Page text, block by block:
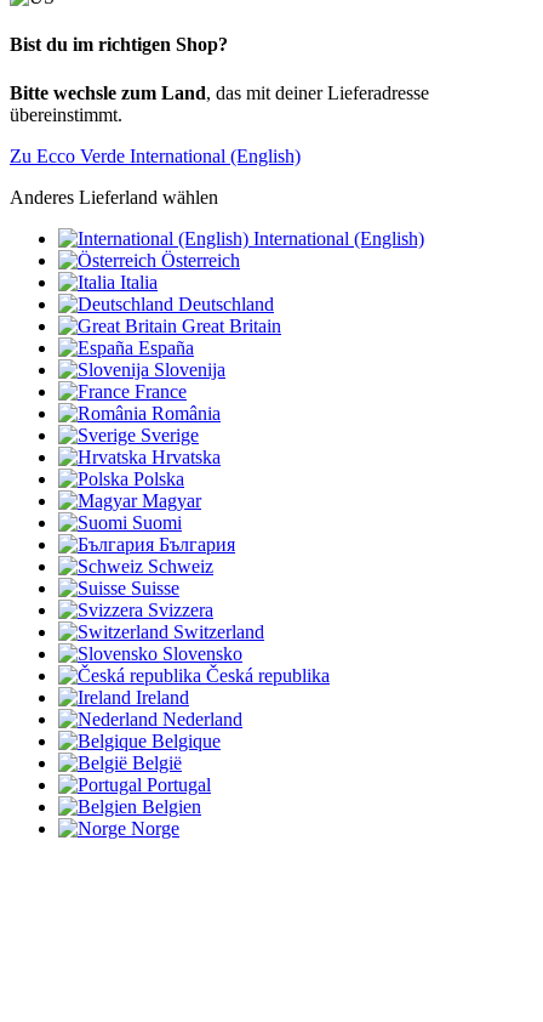
Bist du im richtigen Shop?
Bitte wechsle zum Land, das mit deiner Lieferadresse
übereinstimmt.
Zu Ecco Verde International (English)
Anderes Lieferland wählen
International (English)
Österreich
Italia
Deutschland
Great Britain
España
Slovenija
France
România
Sverige
Hrvatska
Polska
Magyar
Suomi
България
Schweiz
Suisse
Svizzera
Switzerland
Slovensko
Česká republika
Ireland
Nederland
Belgique
België
Portugal
Belgien
Norge